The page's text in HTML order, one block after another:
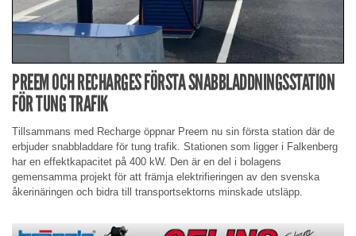
PREEM OCH RECHARGES FÖRSTA SNABBLADDNINGSSTATION
FÖR TUNG TRAFIK
Tillsammans med Recharge öppnar Preem nu sin första station där de
erbjuder snabbladdare för tung trafik. Stationen som ligger i Falkenberg
har en effektkapacitet på 400 kW. Den är en del i bolagens
gemensamma projekt för att främja elektrifieringen av den svenska
åkerinäringen och bidra till transportsektorns minskade utsläpp.